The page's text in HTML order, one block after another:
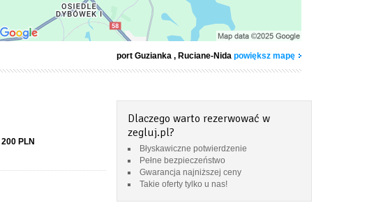
port Guzianka , Ruciane-Nida powiększ mapę
200 PLN
Dlaczego warto rezerwować w
zegluj.pl?
Błyskawiczne potwierdzenie
Pełne bezpieczeństwo
Gwarancja najniższej ceny
Takie oferty tylko u nas!